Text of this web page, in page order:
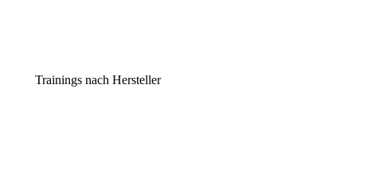
Trainings nach Hersteller